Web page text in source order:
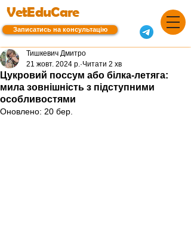
VetEduCare
Записатись на консультацію
Цукровий поссум або білка-летяга:
мила зовнішність з підступними
особливостями
Тишкевич Дмитро
21 жовт. 2024 р. Читати 2 хв
Оновлено: 20 бер.